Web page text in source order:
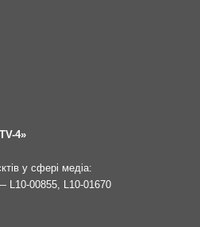
4»
у сфері медіа:
L10-00855, L10-01670